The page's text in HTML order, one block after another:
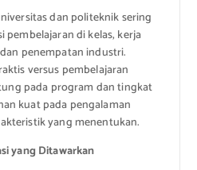
dan politeknik sering
pembelajaran di kelas, kerja
penempatan industri.
versus pembelajaran
pada program dan tingkat
kuat pada pengalaman
yang menentukan.
yang Ditawarkan